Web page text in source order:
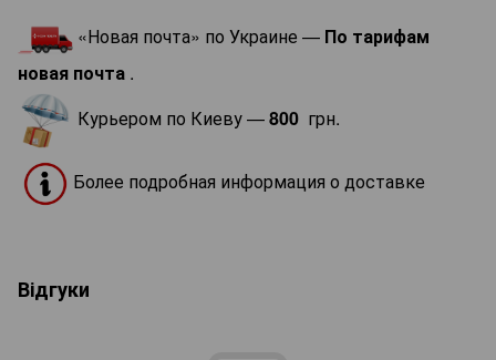
«Новая почта» по Украине — По тарифам
новая почта .
Курьером по Киеву —800 грн.
Более подробная информация о доставке
Відгуки